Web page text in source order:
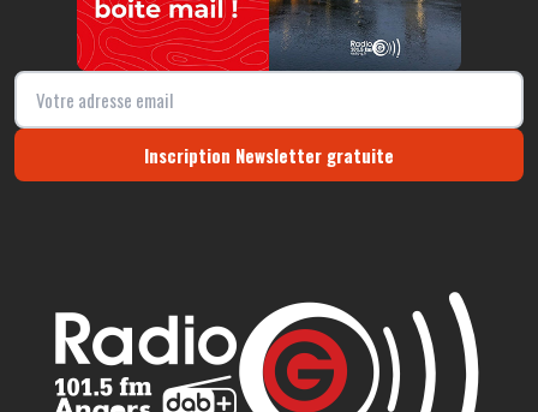
Inscription Newsletter gratuite